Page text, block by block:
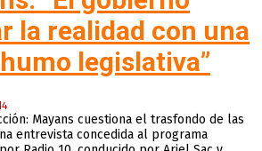
la realidad con una
legislativa”
Mayans cuestiona el trasfondo de las
entrevista concedida al programa